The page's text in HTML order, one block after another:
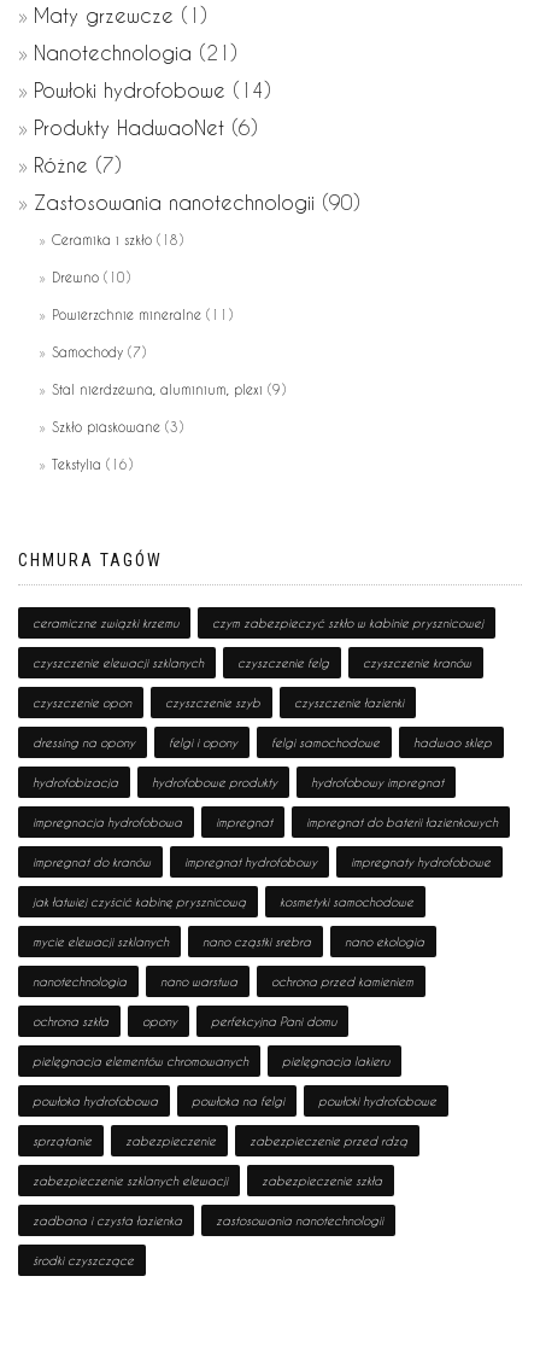
Maty grzewcze (1)
Nanotechnologia (21)
Powłoki hydrofobowe (14)
Produkty HadwaoNet (6)
Różne (7)
Zastosowania nanotechnologii (90)
Ceramika i szkło(18)
Drewno(10)
Powierzchnie mineralne(11)
Samochody(7)
Stal nierdzewna, aluminium, plexi (9)
Szkło piaskowane(3)
Tekstylia (16)
CHMURA TAGÓW
ceramiczne związki krzemu czym zabezpieczyć szkło w kabinie prysznicowej
czyszczenie elewacji szklanych czyszczenie felg czyszczenie kranów
czyszczenie opon czyszczenie szyb czyszczenie łazienki
dressing na opony felgi i opony felgi samochodowe hadwao sklep
hydrofobizacja hydrofobowe produkty hydrofobowy impregnat
impregnacja hydrofobowa impregnat impregnat do baterii łazienkowych
impregnat do kranów impregnat hydrofobowy impregnaty hydrofobowe
jak łatwiej czyścić kabinę prysznicową kosmetyki samochodowe
mycie elewacji szklanych nano cząstki srebra nano ekologia
nanotechnologia nano warstwa ochrona przed kamieniem
ochrona szkła opony perfekcyjna Pani domu
pielęgnacja elementów chromowanych pielęgnacja lakieru
powłoka hydrofobowa powłoka na felgi powłoki hydrofobowe
sprzątanie zabezpieczenie zabezpieczenie przed rdzą
zabezpieczenie szklanych elewacji zabezpieczenie szkła
zadbana i czysta łazienka zastosowania nanotechnologii
środki czyszczące